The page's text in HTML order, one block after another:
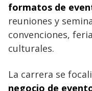
formatos de
reuniones y
convenciones,
culturales.
La carrera se
negocio de